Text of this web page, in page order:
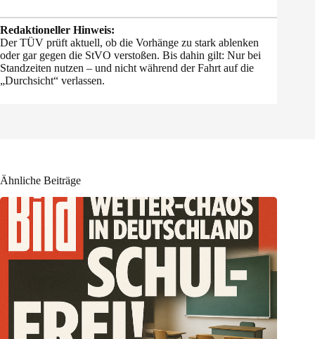
Redaktioneller Hinweis:
Der TÜV prüft aktuell, ob die Vorhänge zu stark ablenken
oder gar gegen die StVO verstoßen. Bis dahin gilt: Nur bei
Standzeiten nutzen – und nicht während der Fahrt auf die
„Durchsicht“ verlassen.
Ähnliche Beiträge